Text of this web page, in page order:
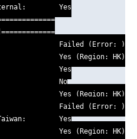
Eternal:        Yes
Failed (Error: )
Yes (Region: HK)
Yes
No
Yes (Region: HK)
Failed (Error: )
Yes
Yes (Region: HK)